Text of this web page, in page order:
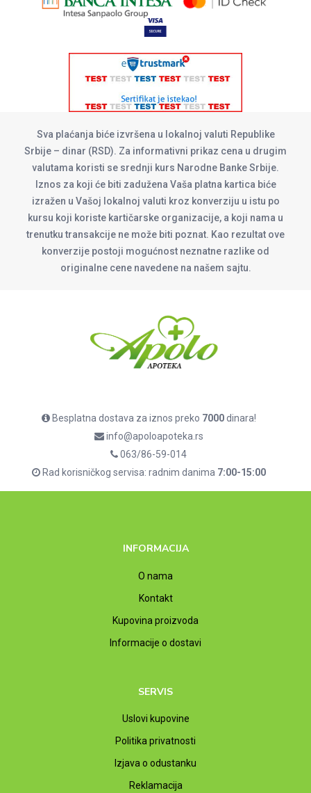
Sva plaćanja biće izvršena u lokalnoj valuti Republike
Srbije – dinar (RSD). Za informativni prikaz cena u drugim
valutama koristi se srednji kurs Narodne Banke Srbije.
Iznos za koji će biti zadužena Vaša platna kartica biće
izražen u Vašoj lokalnoj valuti kroz konverziju u istu po
kursu koji koriste kartičarske organizacije, a koji nama u
trenutku transakcije ne može biti poznat. Kao rezultat ove
konverzije postoji mogućnost neznatne razlike od
originalne cene navedene na našem sajtu.
Besplatna dostava za iznos preko 7000dinara!
info@apoloapoteka.rs
063/86-59-014
Rad korisničkog servisa: radnim danima 7:00-15:00
INFORMACIJA
O nama
Kontakt
Kupovina proizvoda
Informacije o dostavi
SERVIS
Uslovi kupovine
Politika privatnosti
Izjava o odustanku
Reklamacija